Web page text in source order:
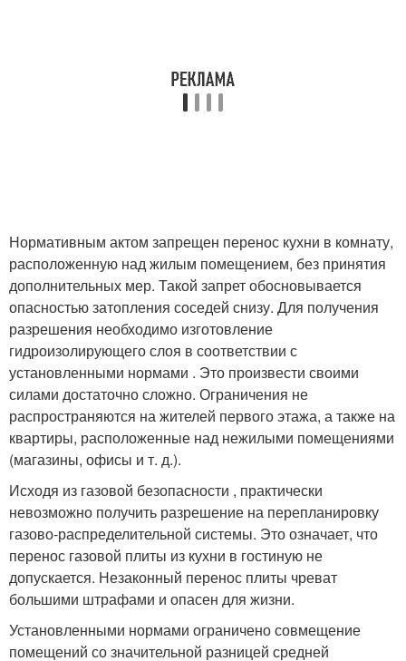
Нормативным актом запрещен перенос кухни в комнату,
расположенную над жилым помещением, без принятия
дополнительных мер. Такой запрет обосновывается
опасностью затопления соседей снизу. Для получения
разрешения необходимо изготовление
гидроизолирующего слоя в соответствии с
установленными нормами . Это произвести своими
силами достаточно сложно. Ограничения не
распространяются на жителей первого этажа, а также на
квартиры, расположенные над нежилыми помещениями
(магазины, офисы и т. д.).
Исходя из газовой безопасности , практически
невозможно получить разрешение на перепланировку
газово-распределительной системы. Это означает, что
перенос газовой плиты из кухни в гостиную не
допускается. Незаконный перенос плиты чреват
большими штрафами и опасен для жизни.
Установленными нормами ограничено совмещение
помещений со значительной разницей средней